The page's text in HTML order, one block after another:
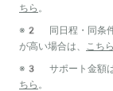
ちら 。
※2 同日程・同条件
が高い場合は、
こちら
※3 サポート金額は
ちら 。